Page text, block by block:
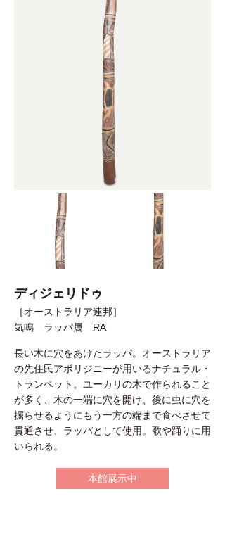
ディジェリドゥ
［オーストラリア連邦］
気鳴 ラッパ属 RA
長い木に穴をあけたラッパ。オーストラリア
の先住民アボリジニーが用いるナチュラル・
トランペット。ユーカリの木で作られること
が多く、木の一端に穴を開け、後に虫に穴を
掘らせるようにもう一方の端まで食べさせて
貫通させ、ラッパとして使用。歌や踊りに用
いられる。
本館展示中